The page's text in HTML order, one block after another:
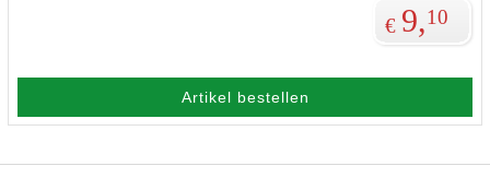
€ 9,10
Artikel bestellen